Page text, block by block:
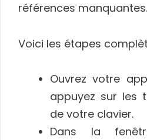
références manquantes.
Voici les étapes
Ouvrez votre
appuyez sur les
de votre clavier.
Dans la